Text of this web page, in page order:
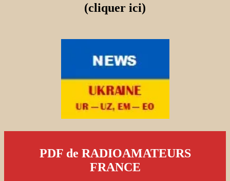
(cliquer ici)
PDF de RADIOAMATEURS
FRANCE